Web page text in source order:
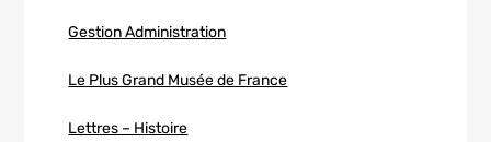
Gestion Administration
Le Plus Grand Musée de France
Lettres – Histoire